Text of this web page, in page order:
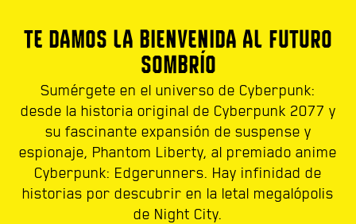
TE DAMOS LA BIENVENIDA AL FUTURO
SOMBRÍO
Sumérgete en el universo de Cyberpunk:
desde la historia original de Cyberpunk 2077 y
su fascinante expansión de suspense y
espionaje, Phantom Liberty, al premiado anime
Cyberpunk: Edgerunners. Hay infinidad de
historias por descubrir en la letal megalópolis
de Night City.